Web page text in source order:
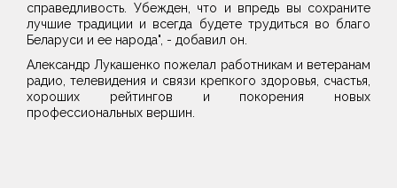
справедливость. Убежден, что и впредь вы сохраните
лучшие традиции и всегда будете трудиться во благо
Беларуси и ее народа", - добавил он.
Александр Лукашенко пожелал работникам и ветеранам
радио, телевидения и связи крепкого здоровья, счастья,
хороших рейтингов и покорения новых
профессиональных вершин.